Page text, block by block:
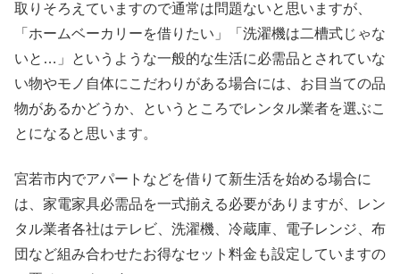
取りそろえていますので通常は問題ないと思いますが、
「ホームベーカリーを借りたい」「洗濯機は二槽式じゃな
いと…」というような一般的な生活に必需品とされていな
い物やモノ自体にこだわりがある場合には、お目当ての品
物があるかどうか、というところでレンタル業者を選ぶこ
とになると思います。
宮若市内でアパートなどを借りて新生活を始める場合に
は、家電家具必需品を一式揃える必要がありますが、レン
タル業者各社はテレビ、洗濯機、冷蔵庫、電子レンジ、布
団など組み合わせたお得なセット料金も設定していますの